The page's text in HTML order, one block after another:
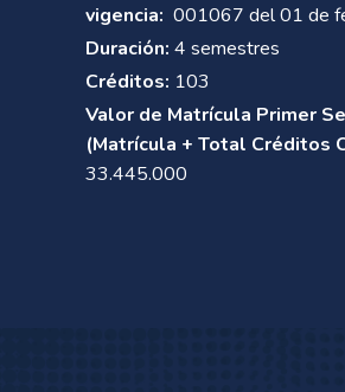
vigencia: 001067 del 01 de
Duración: 4 semestres
Créditos: 103
Valor de Matrícula Primer
(Matrícula + Total Créditos
33.445.000